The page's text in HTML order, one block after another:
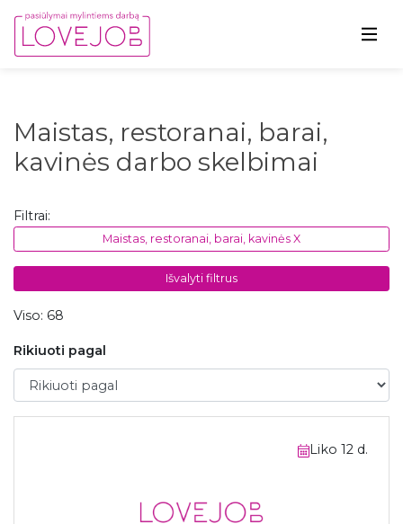
Maistas, restoranai, barai,
kavinės darbo skelbimai
Filtrai:
Maistas, restoranai, barai, kavinės X
Išvalyti filtrus
Viso: 68
Rikiuoti pagal
Rikiuoti pagal
Liko 12 d.